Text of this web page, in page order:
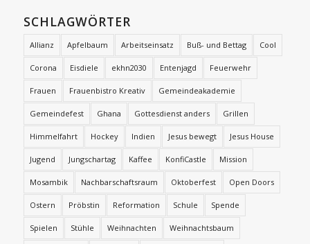
SCHLAGWÖRTER
Allianz Apfelbaum Arbeitseinsatz Buß- und Bettag Cool
Corona Eisdiele ekhn2030 Entenjagd Feuerwehr
Frauen Frauenbistro Kreativ Gemeindeakademie
Gemeindefest Ghana Gottesdienst anders Grillen
Himmelfahrt Hockey Indien Jesus bewegt Jesus House
Jugend Jungschartag Kaffee KonfiCastle Mission
Mosambik Nachbarschaftsraum Oktoberfest Open Doors
Ostern Pröbstin Reformation Schule Spende
Spielen Stühle Weihnachten Weihnachtsbaum